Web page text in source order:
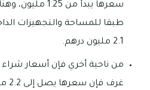
سعرها يبدأ من
طبقا للمساحة والتجهيزات
2.1 مليون درهم.
من ناحية أخري فإن أسعار شراء
غرف فإن سعرها يصل إلى 2.2 مليون درهم.